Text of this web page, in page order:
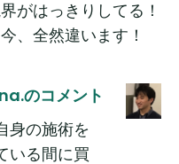
がはっきりしてる！
、全然違います！
のコメント
身の施術を
いる間に買